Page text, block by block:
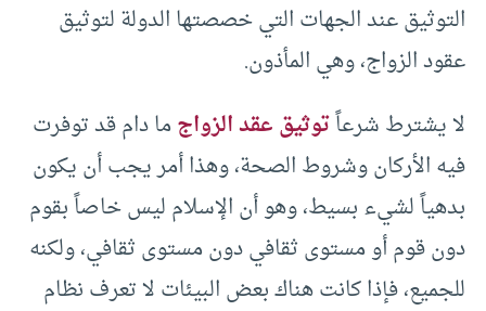
التوثيق عند الجهات التي خصصتها الدولة لتوثيق
عقود الزواج، وهي المأذون.
لا يشترط شرعاًتوثيق عقد الزواجما دام قد توفرت
فيه الأركان وشروط الصحة، وهذا أمر يجب أن يكون
بدهياً لشيء بسيط، وهو أن الإسلام ليس خاصاً بقوم
دون قوم أو مستوى ثقافي دون مستوى ثقافي، ولكنه
للجميع، فإذا كانت هناك بعض البيئات لا تعرف نظام